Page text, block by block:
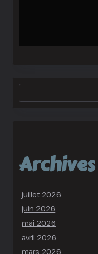
Rechercher
Archives
juillet 2026
juin 2026
mai 2026
avril 2026
mars 2026